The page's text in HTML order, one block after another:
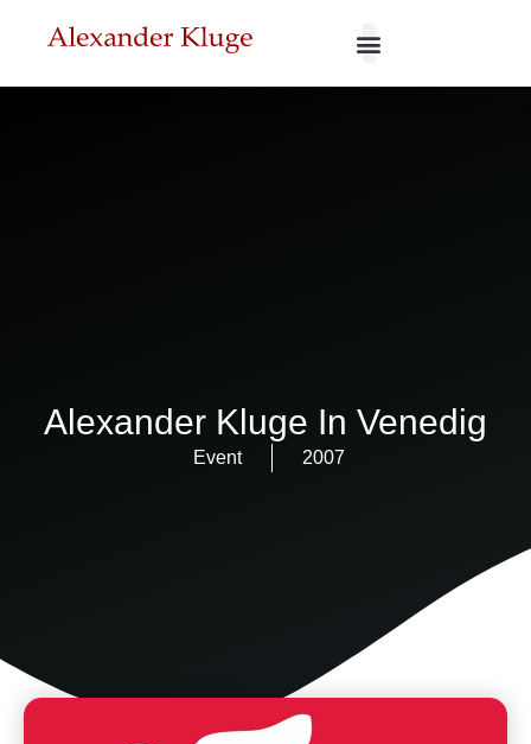
Alexander Kluge In Venedig
Event 2007